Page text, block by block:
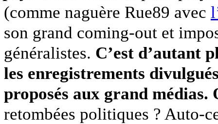
(comme naguère Rue89 avec
son grand coming-out et
généralistes. C’est d’autant
les enregistrements
proposés aux grand médias.
retombées politiques ? Auto-